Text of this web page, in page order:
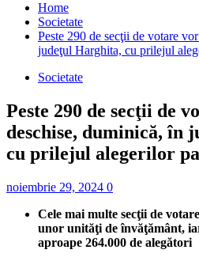
Home
Societate
Peste 290 de secţii de votare
judeţul Harghita, cu prilejul
Societate
Peste 290 de secţii de
deschise, duminică, în
cu prilejul alegerilor
noiembrie 29, 2024 0
Cele mai multe secţii de
unor unităţi de învăţământ,
aproape 264.000 de alegători